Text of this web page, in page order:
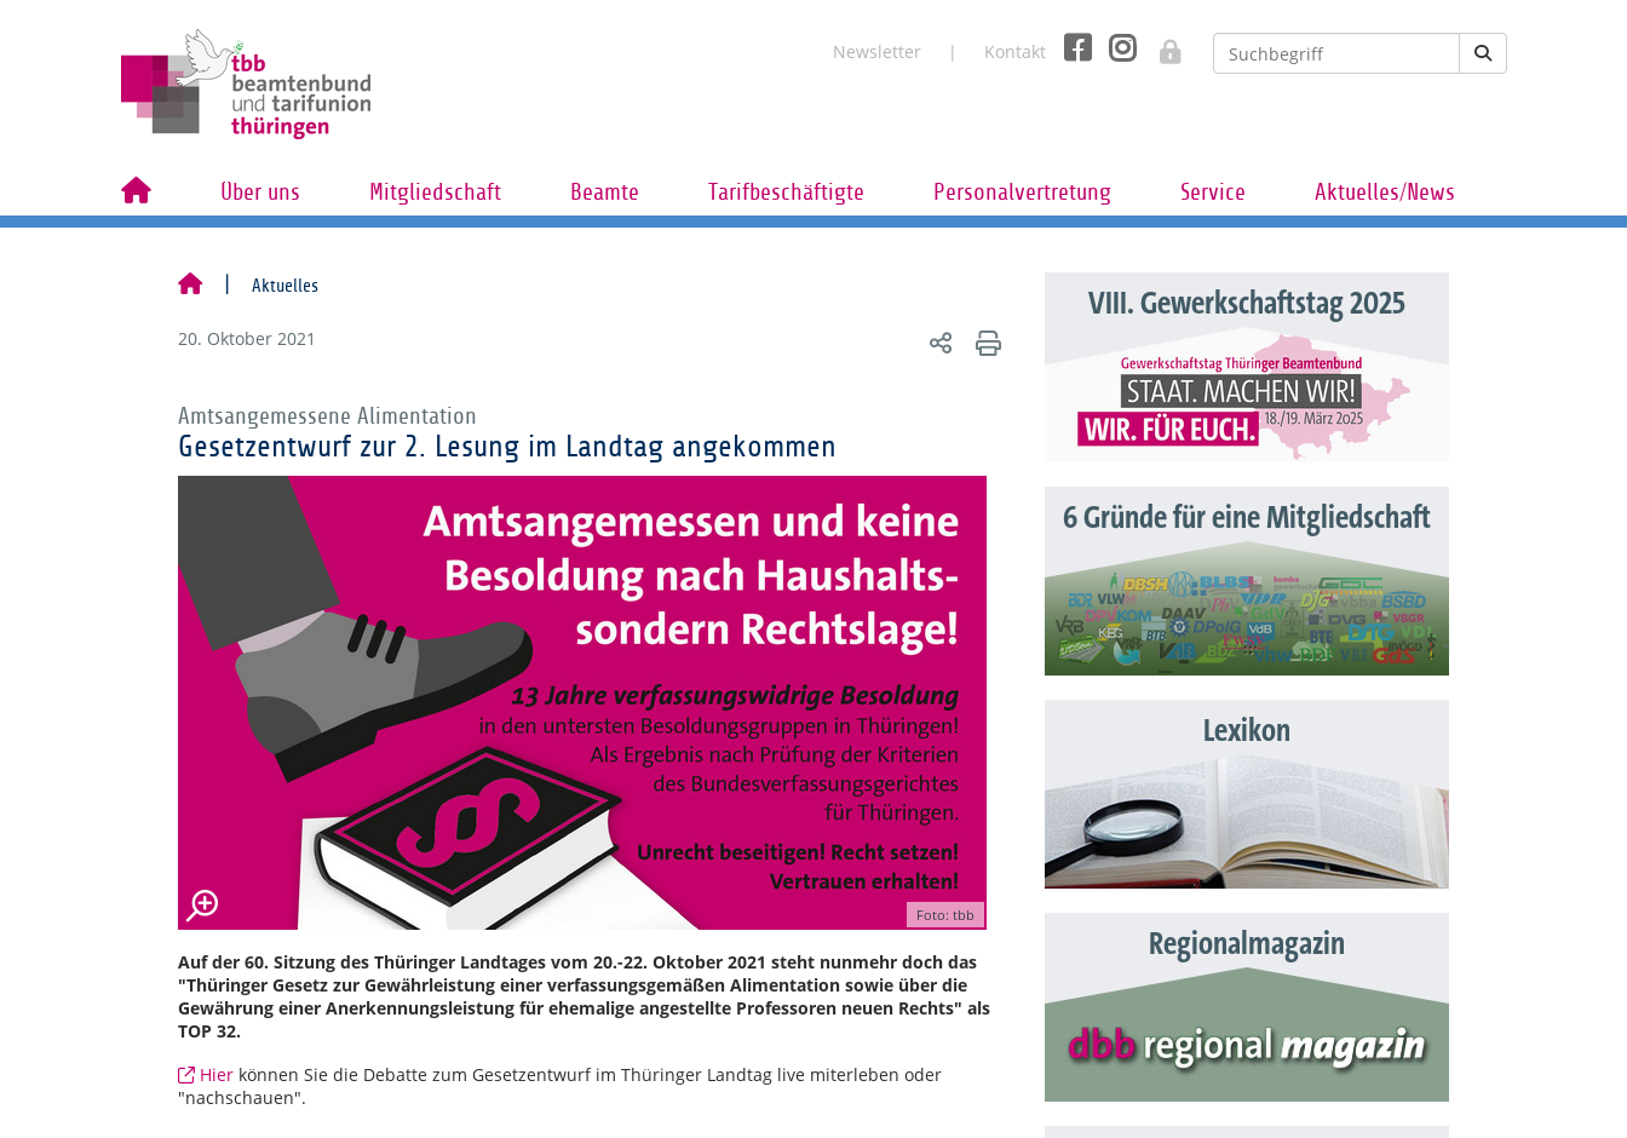
Newsletter Kontakt
Über uns Mitgliedschaft Beamte Tarifbeschäftigte Personalvertretung Service Aktuelles/News
Aktuelles
20. Oktober 2021
Amtsangemessene Alimentation
Gesetzentwurf zur 2. Lesung im Landtag angekommen
Foto: tbb
Auf der 60. Sitzung des Thüringer Landtages vom 20.-22. Oktober 2021 steht nunmehr doch das
"Thüringer Gesetz zur Gewährleistung einer verfassungsgemäßen Alimentation sowie über die
Gewährung einer Anerkennungsleistung für ehemalige angestellte Professoren neuen Rechts" als
TOP 32.
Hier können Sie die Debatte zum Gesetzentwurf im Thüringer Landtag live miterleben oder
"nachschauen".
VIII. Gewerkschaftstag 2025
6 Gründe für eine Mitgliedschaft
Lexikon
Regionalmagazin